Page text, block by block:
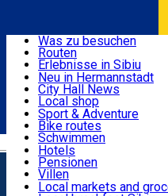
Română
Nützliche informationen
Aktivitäten & Abenteuer
Unterkunft
Essen, Getränke &
Was zu besuchen
Routen
Erlebnisse in Sibiu
Podcast
Kultur
Museen
Kirchen
Parks, Zoo
Im Umkreis von
Neu in Hermannstadt
City Hall News
Local shop
Sibiu Handwerker
Sibiul Verde
Public services
Bildung
Wie komme ich nach
Touristeninfo
Reiseführer
Sport & Adventure
Bike routes
Schwimmen
Reiten
Fitnessstudio
Loc de joacă indoor
Loc de joacă outdoor
Hotels
Pensionen
Villen
Hostels
Local markets and